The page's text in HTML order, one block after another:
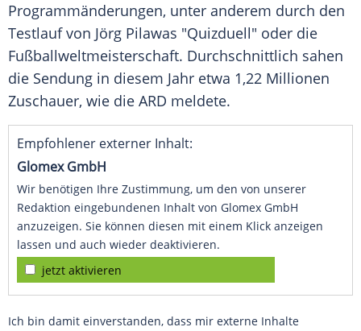
Programmänderungen, unter anderem durch den
Testlaufvon Jörg Pilawas "Quizduell" oder die
Fußballweltmeisterschaft. Durchschnittlich sahen
die Sendung in diesem Jahr etwa 1,22 Millionen
Zuschauer, wie die ARD meldete.
Empfohlener externer Inhalt:
Glomex GmbH
Wir benötigen Ihre Zustimmung, um den von unserer
Redaktion eingebundenen Inhalt von Glomex GmbH
anzuzeigen. Sie können diesen mit einem Klick anzeigen
lassen und auch wieder deaktivieren.
jetzt aktivieren
Ich bin damit einverstanden, dass mir externe Inhalte